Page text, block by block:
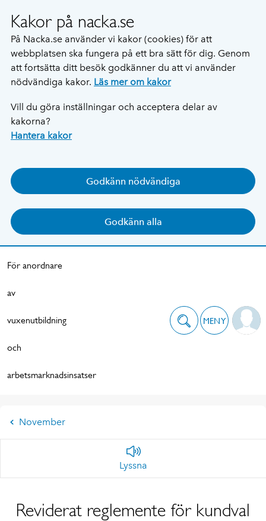
Kakor på nacka.se
På Nacka.se använder vi kakor (cookies) för att
webbplatsen ska fungera på ett bra sätt för dig. Genom
att fortsätta ditt besök godkänner du att vi använder
nödvändiga kakor. Läs mer om kakor
Vill du göra inställningar och acceptera delar av
kakorna?
Hantera kakor
Godkänn nödvändiga
Godkänn alla
För anordnare
av
vuxenutbildning
och
arbetsmarknadsinsatser
MENY
November
Lyssna
Reviderat reglemente för kundval